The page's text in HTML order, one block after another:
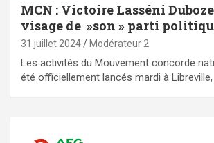
MCN : Victoire Lasséni
visage de »son » parti
31 juillet 2024 Modérateur 2
Les activités du Mouvement concorde
été officiellement lancés mardi à